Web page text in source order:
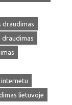
draudimas
draudimas
lietuvoje